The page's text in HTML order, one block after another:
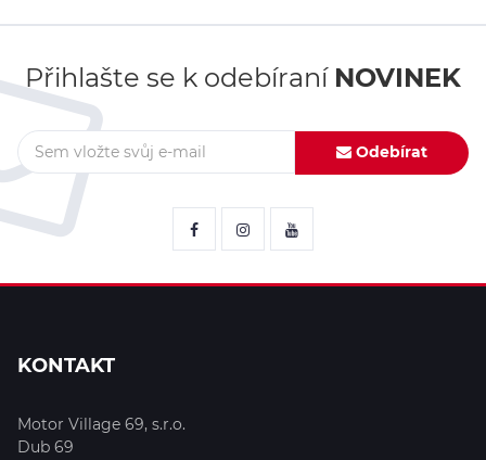
Přihlašte se k odebíraní NOVINEK
Odebírat
KONTAKT
Motor Village 69, s.r.o.
Dub 69